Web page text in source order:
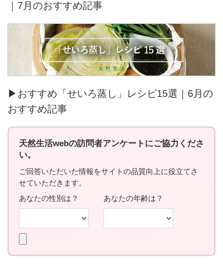
｜7月のおすすめ記事
▶おすすめ「せいろ蒸し」レシピ15選｜6月の
おすすめ記事